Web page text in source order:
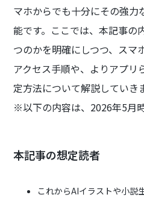
マホからでも十分にその強
能です。ここでは、本記事の
つのかを明確にしつつ、スマ
アクセス手順や、よりアプリ
定方法について解説していき
※以下の内容は、2026年5月
本記事の想定読者
これからAIイラストや小説